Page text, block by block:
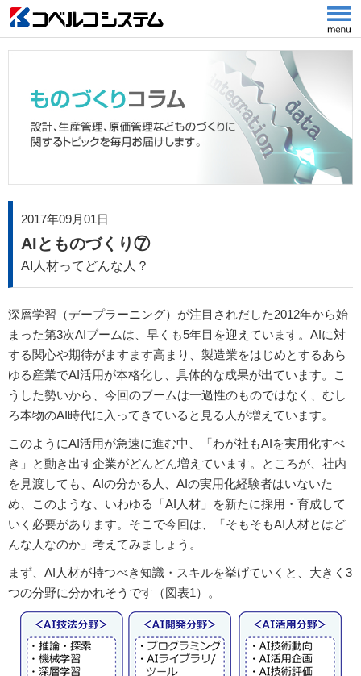
2017年09月01日
AIとものづくり⑦
AI人材ってどんな人？
深層学習（デープラーニング）が注目されだした2012年から始
まった第3次AIブームは、早くも5年目を迎えています。AIに対
する関心や期待がますます高まり、製造業をはじめとするあら
ゆる産業でAI活用が本格化し、具体的な成果が出ています。こ
うした勢いから、今回のブームは一過性のものではなく、むし
ろ本物のAI時代に入ってきていると見る人が増えています。
このようにAI活用が急速に進む中、「わが社もAIを実用化すべ
き」と動き出す企業がどんどん増えています。ところが、社内
を見渡しても、AIの分かる人、AIの実用化経験者はいないた
め、このような、いわゆる「AI人材」を新たに採用・育成して
いく必要があります。そこで今回は、「そもそもAI人材とはど
んな人なのか」考えてみましょう。
まず、AI人材が持つべき知識・スキルを挙げていくと、大きく3
つの分野に分かれそうです（図表1）。